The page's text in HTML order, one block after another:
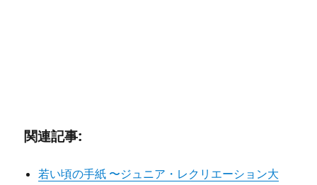
関連記事:
若い頃の手紙 〜ジュニア・レクリエーション大